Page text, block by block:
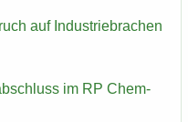
auf In­dus­trie­bra­chen
im RP Chem­